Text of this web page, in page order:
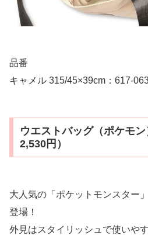
品番
キャメル 315/45×39cm：617-
ウエストバッグ（ポケモ
2,530円）
大人気の「ポケットモンスター
登場！
外見はスタイリッシュで使いや